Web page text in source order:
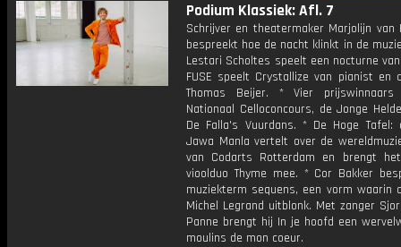
Podium Klassiek: Afl. 7
Schrijver en theatermaker Marjolijn van
bespreekt hoe de nacht klinkt in de
Lestari Scholtes speelt een nocturne
FUSE speelt Crystallize van pianist en
Thomas Beijer. * Vier
Nationaal Celloconcours, de Jonge
De Falla's Vuurdans. * De Hoge Tafel:
Jawa Manla vertelt over de
van Codarts Rotterdam en brengt
vioolduo Thyme mee. * Cor Bakker
muziekterm sequens, een vorm waarin
Michel Legrand uitblonk. Met zanger
Panne brengt hij In je hoofd een
moulins de mon coeur.